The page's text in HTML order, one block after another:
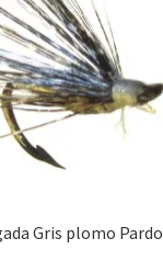
Gris plomo Pardo